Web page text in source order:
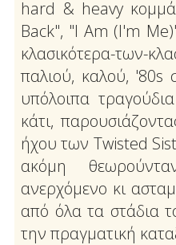
hard & heavy
Back", "I Am (I'm
κλασικότερα-των-
παλιού, καλού,
υπόλοιπα
κάτι,
ήχου των Twisted
ακόμη
ανερχόμενο κι
από όλα τα στάδια
την πραγματική